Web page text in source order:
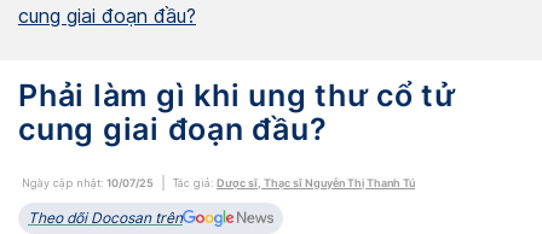
cung giai đoạn đầu?
Phải làm gì khi ung thư cổ tử
cung giai đoạn đầu?
Ngày cập nhật: 10/07/25 Tác giả: Dược sĩ, Thạc sĩ Nguyễn Thị Thanh Tú
Theo dõi Docosan trên